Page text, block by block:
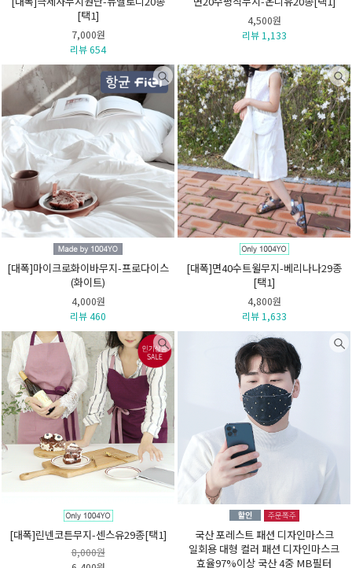
[택1]
7,000원
리뷰 654
4,500원
리뷰 1,133
[대폭]마이크로화이바무지-프로다이스
(화이트)
4,000원
리뷰 460
[대폭]면40수트윌무지-베리나나29종
[택1]
4,800원
리뷰 1,633
[대폭]린넨코튼무지-센스유29종[택1]
8,000원
국산 포레스트 패션 디자인마스크
일회용 대형 컬러 패션 디자인마스크
효율97%이상 국산 4중 MB필터